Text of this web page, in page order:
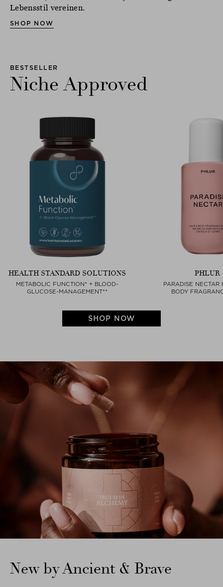
Lebensstil vereinen.
SHOP NOW
BESTSELLER
Niche Approved
HEALTH STANDARD SOLUTIONS
METABOLIC FUNCTION* + BLOOD-
GLUCOSE-MANAGEMENT**
PHLUR
PARADISE NECTAR
BODY
SHOP NOW
New by Ancient & Brave